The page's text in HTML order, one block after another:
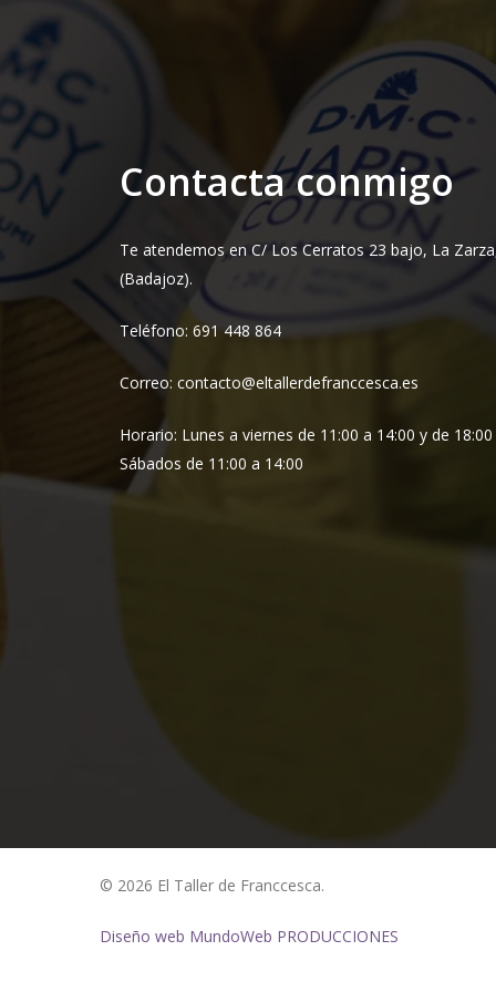
Contacta conmigo
Te atendemos en C/ Los Cerratos 23 bajo, La
(Badajoz).
Teléfono: 691 448 864
Correo: contacto@eltallerdefranccesca.es
Horario: Lunes a viernes de 11:00 a 14:00 y de 18:00
Sábados de 11:00 a 14:00
© 2026 El Taller de Franccesca.
Diseño web MundoWeb PRODUCCIONES